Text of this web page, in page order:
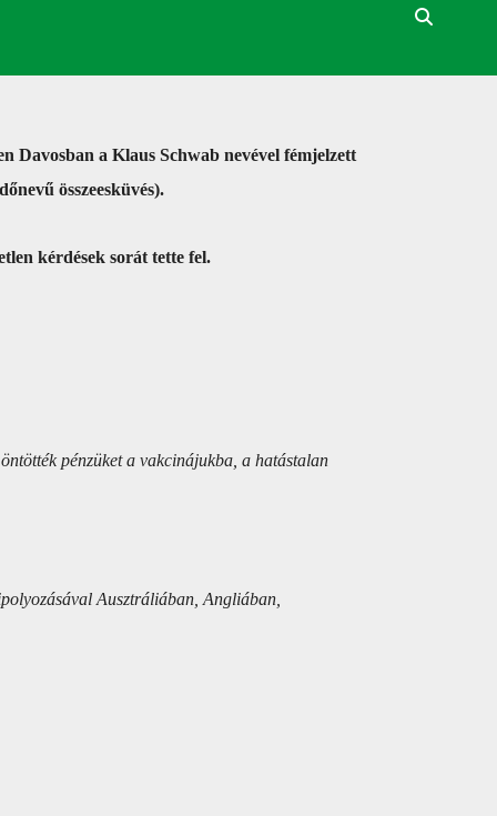
Davosban a Klaus Schwab nevével fémjelzett
összeesküvés).
kérdések sorát tette fel.
pénzüket a vakcinájukba, a hatástalan
Ausztráliában, Angliában,